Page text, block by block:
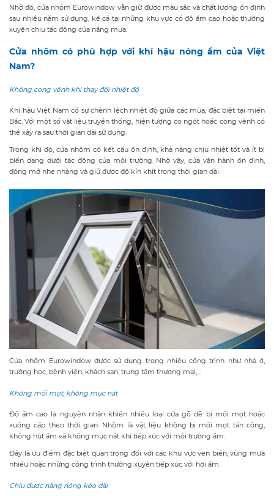
Nhờ đó, cửa nhôm Eurowindow vẫn giữ được màu sắc và chất lượng ổn định
sau nhiều năm sử dụng, kể cả tại những khu vực có độ ẩm cao hoặc thường
xuyên chịu tác động của nắng mưa.
Cửa nhôm có phù hợp với khí hậu nóng ẩm của Việt
Nam?
Không cong vênh khi thay đổi nhiệt độ
Khí hậu Việt Nam có sự chênh lệch nhiệt độ giữa các mùa, đặc biệt tại miền
Bắc. Với một số vật liệu truyền thống, hiện tượng co ngót hoặc cong vênh có
thể xảy ra sau thời gian dài sử dụng.
Trong khi đó, cửa nhôm có kết cấu ổn định, khả năng chịu nhiệt tốt và ít bị
biến dạng dưới tác động của môi trường. Nhờ vậy, cửa vận hành ổn định,
đóng mở nhẹ nhàng và giữ được độ kín khít trong thời gian dài.
Cửa nhôm Eurowindow được sử dụng trong nhiều công trình như nhà ở,
trường học, bệnh viện, khách sạn, trung tâm thương mại,...
Không mối mọt, không mục nát
Độ ẩm cao là nguyên nhân khiến nhiều loại cửa gỗ dễ bị mối mọt hoặc
xuống cấp theo thời gian. Nhôm là vật liệu không bị mối mọt tấn công,
không hút ẩm và không mục nát khi tiếp xúc với môi trường ẩm.
Đây là ưu điểm đặc biệt quan trọng đối với các khu vực ven biển, vùng mưa
nhiều hoặc những công trình thường xuyên tiếp xúc với hơi ẩm.
Chịu được nắng nóng kéo dài